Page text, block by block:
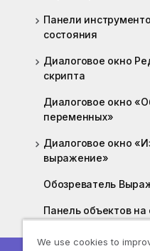
Панели
состояния
Диалоговое окно
скрипта
Диалоговое окно
переменных»
Диалоговое окно
выражение»
Обозреватель
Панель объектов на
Экспорт и печать
We use cookies to